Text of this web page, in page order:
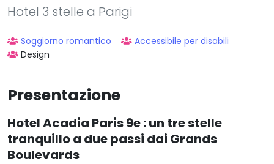
Hotel 3 stelle a Parigi
Soggiorno romantico
Accessibile per disabili
Design
Presentazione
Hotel Acadia Paris 9e : un tre stelle
tranquillo a due passi dai Grands
Boulevards